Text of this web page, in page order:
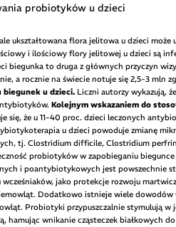
probiotyków u dzieci
ukształtowana flora jelitowa u dzieci
i ilościowy flory jelitowej u dzieci są
biegunka to druga z głównych przyczyn
a rocznie na świecie notuje się 2,5-3 mln
u dzieci.Liczni autorzy wykazują,
Kolejnym wskazaniem do
się, że u 11-40 proc. dzieci leczonych
u dzieci powoduje zmianę
tj. Clostridium difficile, Clostridium
probiotyków w zapobieganiu
i poantybiotykowych jest powszechnie
jako protekcje rozwoju
Dodatkowo istnieje wiele
Probiotyki przypuszczalnie stymulują
hamując wnikanie cząsteczek białkowych